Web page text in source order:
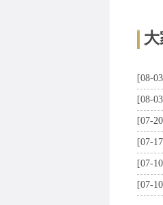
[08-
[08-
[07-
[07-
[07-
[07-